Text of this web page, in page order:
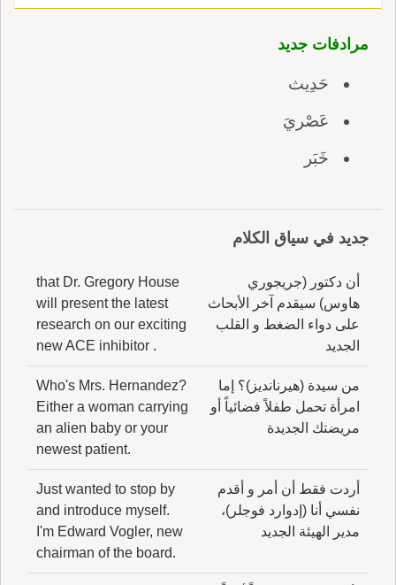
مرادفات جديد
حَدِيث
عَصْريَ
خَبَر
جديد في سياق الكلام
أن دكتور (جريجوري
هاوس) سيقدم آخر الأبحاث
على دواء الضغط و القلب
الجديد
that Dr. Gregory House
will present the latest
research on our exciting
new ACE inhibitor .
من سيدة (هيرنانديز)؟ إما
امرأة تحمل طفلاً فضائياً أو
مريضتك الجديدة
Who's Mrs. Hernandez?
Either a woman carrying
an alien baby or your
newest patient.
أردت فقط أن أمر و أقدم
نفسي أنا (إدوارد فوجلر)،
مدير الهيئة الجديد
Just wanted to stop by
and introduce myself.
I'm Edward Vogler, new
chairman of the board.